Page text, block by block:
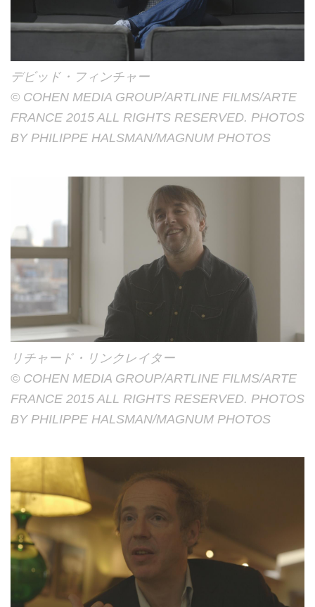
デビッド・フィンチャー
© COHEN MEDIA GROUP/ARTLINE FILMS/ARTE
FRANCE 2015 ALL RIGHTS RESERVED. PHOTOS
BY PHILIPPE HALSMAN/MAGNUM PHOTOS
リチャード・リンクレイター
© COHEN MEDIA GROUP/ARTLINE FILMS/ARTE
FRANCE 2015 ALL RIGHTS RESERVED. PHOTOS
BY PHILIPPE HALSMAN/MAGNUM PHOTOS